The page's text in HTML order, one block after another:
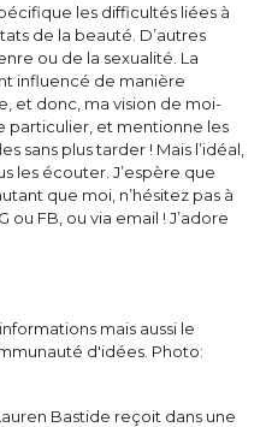
les difficultés liées à
de la beauté. D’autres
ou de la sexualité. La
influencé de manière
et donc, ma vision de moi-
particulier, et mentionne les
sans plus tarder ! Mais l’idéal,
les écouter. J’espère que
que moi, n’hésitez pas à
ou FB, ou via email ! J’adore
mais aussi le
d'idées. Photo:
Bastide reçoit dans une